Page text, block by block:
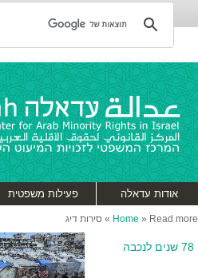
אודות עדאלה פעילות משפטית
Home » Read more
» סירות דיג
78 שנים לנכבה